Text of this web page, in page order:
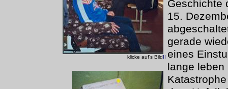
klicke auf's BildII
Geschichte
15.
gerade
eines
lange